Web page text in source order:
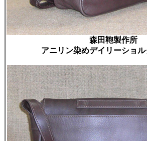
森田鞄製作所
アニリン染めデイリーショル